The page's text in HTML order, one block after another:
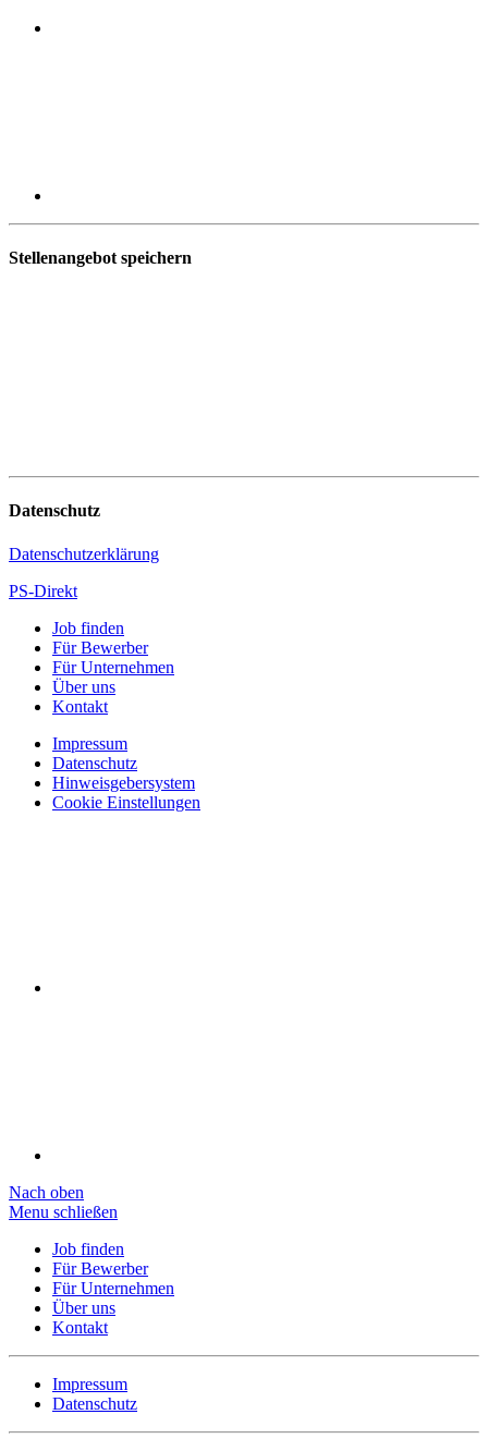
Stellenangebot speichern
Datenschutz
Datenschutzerklärung
PS-Direkt
Job finden
Für Bewerber
Für Unternehmen
Über uns
Kontakt
Impressum
Datenschutz
Hinweisgebersystem
Cookie Einstellungen
Nach oben
Menu schließen
Job finden
Für Bewerber
Für Unternehmen
Über uns
Kontakt
Impressum
Datenschutz